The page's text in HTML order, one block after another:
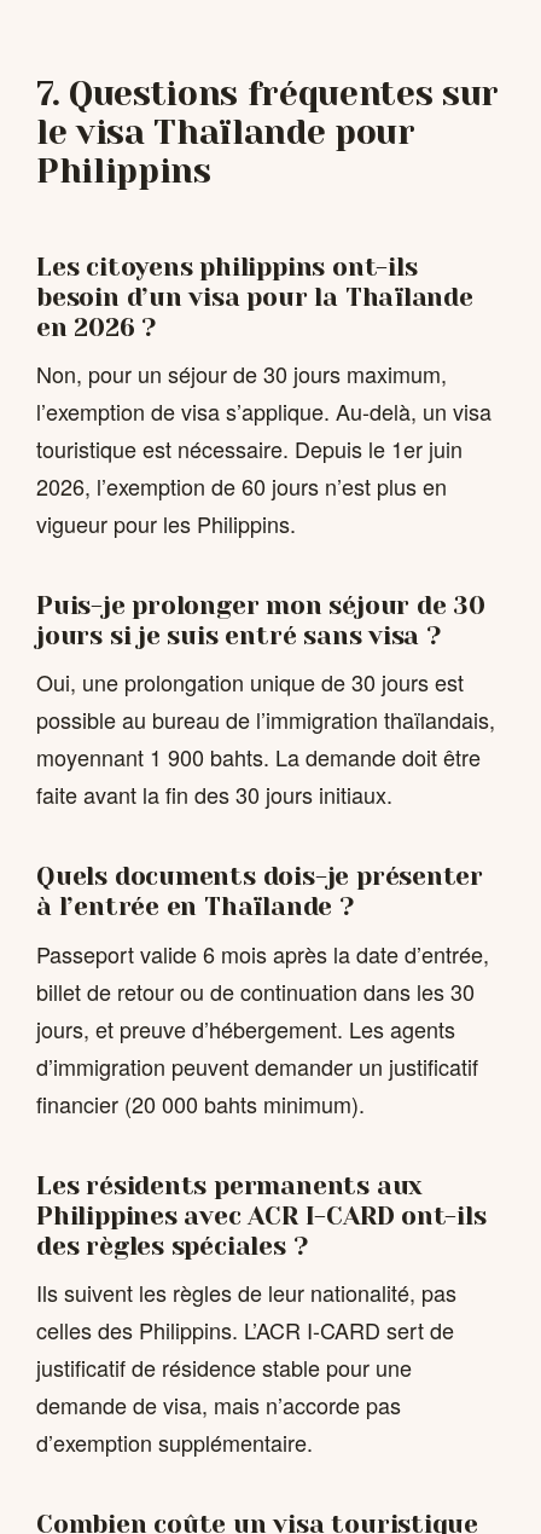
7. Questions fréquentes sur
le visa Thaïlande pour
Philippins
Les citoyens philippins ont-ils
besoin d’un visa pour la Thaïlande
en 2026 ?
Non, pour un séjour de 30 jours maximum,
l’exemption de visa s’applique. Au-delà, un visa
touristique est nécessaire. Depuis le 1er juin
2026, l’exemption de 60 jours n’est plus en
vigueur pour les Philippins.
Puis-je prolonger mon séjour de 30
jours si je suis entré sans visa ?
Oui, une prolongation unique de 30 jours est
possible au bureau de l’immigration thaïlandais,
moyennant 1 900 bahts. La demande doit être
faite avant la fin des 30 jours initiaux.
Quels documents dois-je présenter
à l’entrée en Thaïlande ?
Passeport valide 6 mois après la date d’entrée,
billet de retour ou de continuation dans les 30
jours, et preuve d’hébergement. Les agents
d’immigration peuvent demander un justificatif
financier (20 000 bahts minimum).
Les résidents permanents aux
Philippines avec ACR I-CARD ont-ils
des règles spéciales ?
Ils suivent les règles de leur nationalité, pas
celles des Philippins. L’ACR I-CARD sert de
justificatif de résidence stable pour une
demande de visa, mais n’accorde pas
d’exemption supplémentaire.
Combien coûte un visa touristique